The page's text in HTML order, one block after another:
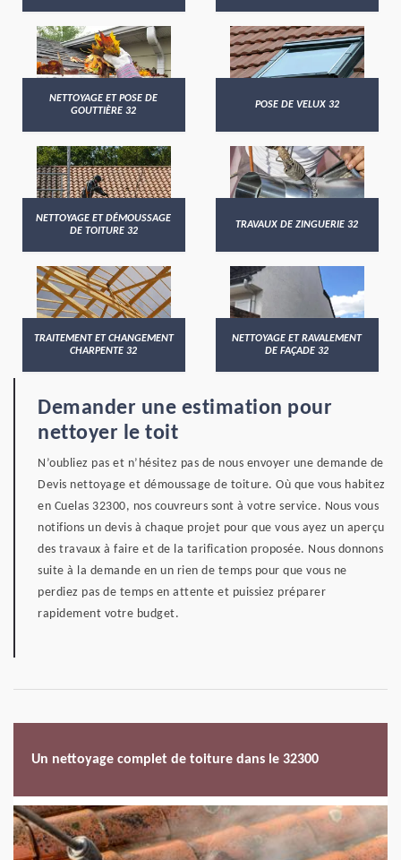
NETTOYAGE ET POSE DE
GOUTTIÈRE 32
POSE DE VELUX 32
NETTOYAGE ET DÉMOUSSAGE
DE TOITURE 32
TRAVAUX DE ZINGUERIE 32
TRAITEMENT ET CHANGEMENT
CHARPENTE 32
NETTOYAGE ET RAVALEMENT
DE FAÇADE 32
Demander une estimation pour
nettoyer le toit
N’oubliez pas et n’hésitez pas de nous envoyer une demande de
Devis nettoyage et démoussage de toiture. Où que vous habitez
en Cuelas 32300, nos couvreurs sont à votre service. Nous vous
notifions un devis à chaque projet pour que vous ayez un aperçu
des travaux à faire et de la tarification proposée. Nous donnons
suite à la demande en un rien de temps pour que vous ne
perdiez pas de temps en attente et puissiez préparer
rapidement votre budget.
Un nettoyage complet de toiture dans le 32300